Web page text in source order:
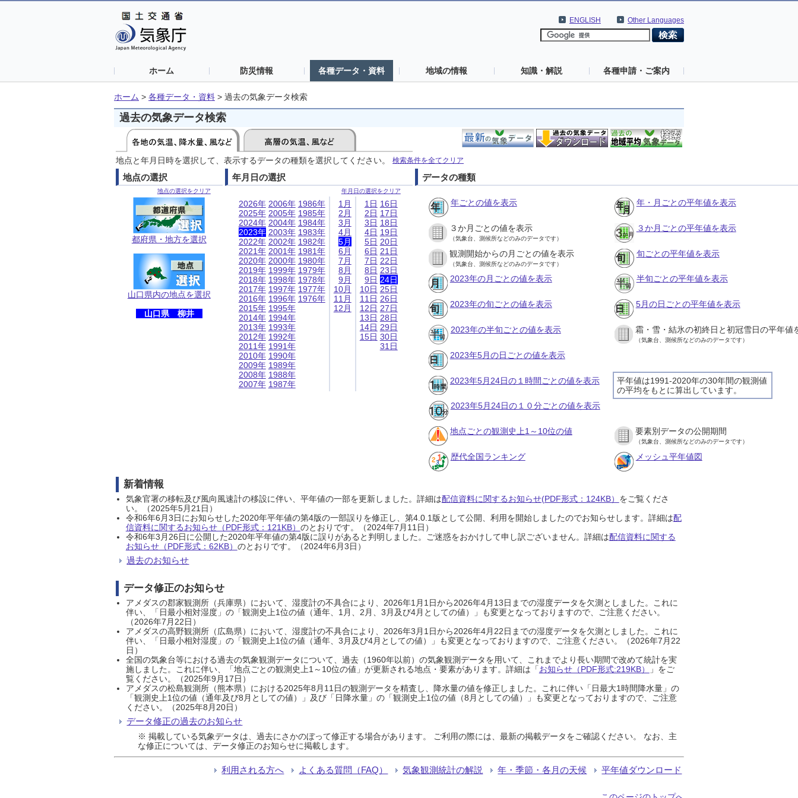
Other Languages
ENGLISH
ホーム 防災情報 各種データ・資料 地域の情報 知識・解説 各種申請・ご案内
ホーム > 各種データ・資料 > 過去の気象データ検索
過去の気象データ検索
地点と年月日時を選択して、表示するデータの種類を選択してください。 検索条件を全てクリア
地点の選択
地点の選択をクリア
都府県・地方を選択
山口県内の地点を選択
山口県 柳井
年月日の選択
年月日の選択をクリア
2026年
2025年
2024年
2023年
2022年
2021年
2020年
2019年
2018年
2017年
2016年
2015年
2014年
2013年
2012年
2011年
2010年
2009年
2008年
2007年
2006年
2005年
2004年
2003年
2002年
2001年
2000年
1999年
1998年
1997年
1996年
1995年
1994年
1993年
1992年
1991年
1990年
1989年
1988年
1987年
1986年
1985年
1984年
1983年
1982年
1981年
1980年
1979年
1978年
1977年
1976年
1月
2月
3月
4月
5月
6月
7月
8月
9月
10月
11月
12月
1日
2日
3日
4日
5日
6日
7日
8日
9日
10日
11日
12日
13日
14日
15日
16日
17日
18日
19日
20日
21日
22日
23日
24日
25日
26日
27日
28日
29日
30日
31日
データの種類
年ごとの値を表示 年・月ごとの平年値を表示
３か月ごとの値を表示
（気象台、測候所などのみのデータです）
３か月ごとの平年値を表示
観測開始からの月ごとの値を表示
（気象台、測候所などのみのデータです）
旬ごとの平年値を表示
2023年の月ごとの値を表示 半旬ごとの平年値を表示
2023年の旬ごとの値を表示 5月の日ごとの平年値を表示
2023年の半旬ごとの値を表示 霜・雪・結氷の初終日と初冠雪日の平年値
（気象台、測候所などのみのデータです）
2023年5月の日ごとの値を表示
平年値は1991-2020年の30年間の観測値
の平均をもとに算出しています。
2023年5月24日の１時間ごとの値を表示
2023年5月24日の１０分ごとの値を表示
地点ごとの観測史上1～10位の値 要素別データの公開期間
（気象台、測候所などのみのデータです）
歴代全国ランキング メッシュ平年値図
新着情報
気象官署の移転及び風向風速計の移設に伴い、平年値の一部を更新しました。詳細は配信資料に関するお知らせ(PDF形式：124KB） をご覧くださ
い。（2025年5月21日）
令和6年6月3日にお知らせした2020年平年値の第4版の一部誤りを修正し、第4.0.1版として公開、利用を開始しましたのでお知らせします。詳細は配
信資料に関するお知らせ（PDF形式：121KB） のとおりです。（2024年7月11日）
令和6年3月26日に公開した2020年平年値の第4版に誤りがあると判明しました。ご迷惑をおかけして申し訳ございません。詳細は配信資料に関する
お知らせ（PDF形式：62KB） のとおりです。（2024年6月3日）
過去のお知らせ
データ修正のお知らせ
アメダスの郡家観測所（兵庫県）において、湿度計の不具合により、2026年1月1日から2026年4月13日までの湿度データを欠測としました。これに
伴い、「日最小相対湿度」の「観測史上1位の値（通年、1月、2月、3月及び4月としての値）」も変更となっておりますので、ご注意ください。
（2026年7月22日）
アメダスの高野観測所（広島県）において、湿度計の不具合により、2026年3月1日から2026年4月22日までの湿度データを欠測としました。これに
伴い、「日最小相対湿度」の「観測史上1位の値（通年、3月及び4月としての値）」も変更となっておりますので、ご注意ください。（2026年7月22
日）
全国の気象台等における過去の気象観測データについて、過去（1960年以前）の気象観測データを用いて、これまでより長い期間で改めて統計を実
施しました。これに伴い、「地点ごとの観測史上1～10位の値」が更新される地点・要素があります。詳細は「お知らせ（PDF形式:219KB）
」をご
覧ください。（2025年9月17日）
アメダスの松島観測所（熊本県）における2025年8月11日の観測データを精査し、降水量の値を修正しました。これに伴い「日最大1時間降水量」の
「観測史上1位の値（通年及び8月としての値）」及び「日降水量」の「観測史上1位の値（8月としての値）」も変更となっておりますので、ご注意
ください。（2025年8月20日）
データ修正の過去のお知らせ
※ 掲載している気象データは、過去にさかのぼって修正する場合があります。 ご利用の際には、最新の掲載データをご確認ください。 なお、主
な修正については、データ修正のお知らせに掲載します。
利用される方へ よくある質問（FAQ） 気象観測統計の解説 年・季節・各月の天候 平年値ダウンロード